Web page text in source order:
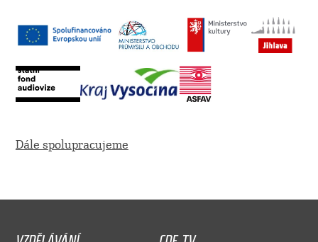
Dále spolupracujeme